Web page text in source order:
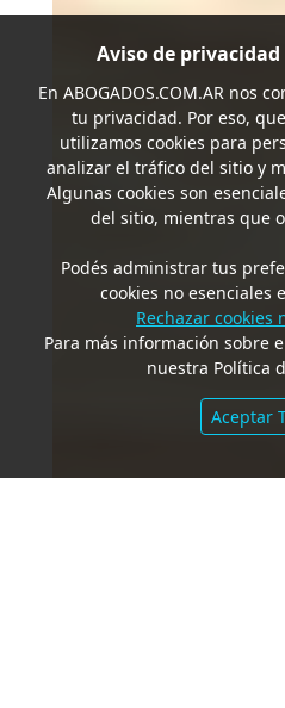
Aviso de
En ABOGADOS.COM.ARnos
tu privacidad. Por eso,
utilizamos cookies para
analizar el tráfico del sitio y
Algunas cookies son
del sitio, mientras que
Podés administrar tus
cookies no esenciales
Rechazar cookies
Para más información sobre
nuestra Política
Aceptar